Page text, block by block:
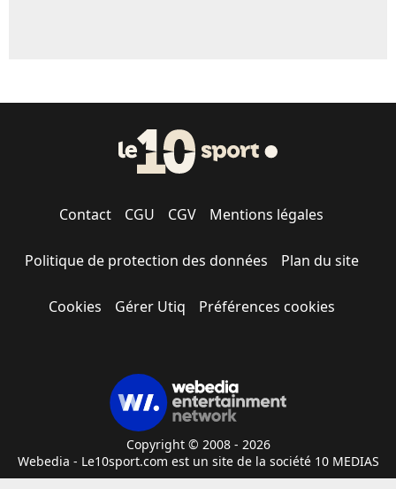
Contact CGU CGV Mentions légales
Politique de protection des données Plan du site
Cookies Gérer Utiq Préférences cookies
Copyright © 2008 - 2026
Webedia - Le10sport.com est un site de la société 10 MEDIAS